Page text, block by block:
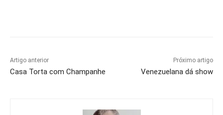
Artigo anterior
Casa Torta com Champanhe
Próximo artigo
Venezuelana dá show